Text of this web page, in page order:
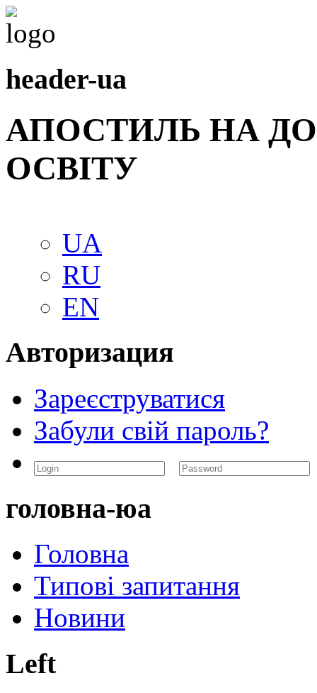
header-ua
АПОСТИЛЬ НА
ОСВIТУ
UA
RU
EN
Авторизация
Зареєструватися
Забули свій пароль?
головна-юа
Головна
Типові запитання
Новини
Left